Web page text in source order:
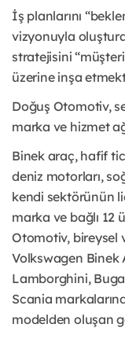
İş planlarını
vizyonuyla
stratejisini
üzerine inşa
Doğuş Otomotiv,
marka ve hizmet
Binek araç, hafif
deniz motorları,
kendi sektörünün
marka ve bağlı 12
Otomotiv, bireysel
Volkswagen Binek
Lamborghini,
Scania
modelden oluşan